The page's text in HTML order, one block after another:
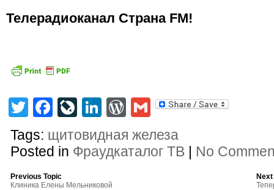
Телерадиоканал Страна FM!
TwitterFacebook
LiveJournal
LinkedIn
WordPress
Gmail
Tags: щитовидная железа
Posted in Фраудкаталог ТВ | No
Previous Topic
Клиника Елены Мельниковой